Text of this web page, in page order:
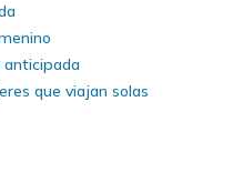
anticipada
que viajan solas